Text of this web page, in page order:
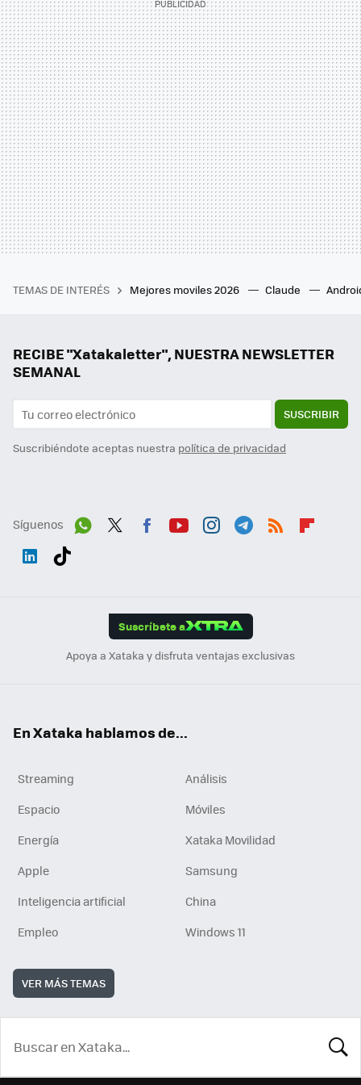
TEMAS DE INTERÉS Mejores moviles 2026 Claude
RECIBE "Xatakaletter", NUESTRA NEWSLETTER
SEMANAL
SUSCRIBIR
Suscribiéndote aceptas nuestra política de privacidad
Síguenos
Suscríbete a
Apoya a Xataka y disfruta ventajas exclusivas
En Xataka hablamos de...
Streaming
Análisis
Espacio
Móviles
Energía
Xataka Movilidad
Apple
Samsung
Inteligencia artificial
China
Empleo
Windows 11
VER MÁS TEMAS